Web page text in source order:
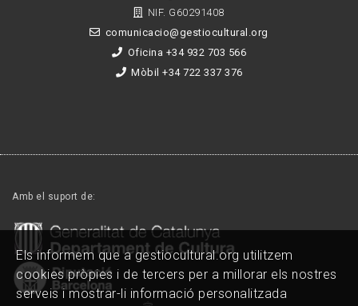
NIF. G60291408
comunicacio@gestiocultural.org
Oficina +34 932 703 566
Mòbil +34 722 337 376
Amb el suport de:
Els informem que a gestiocultural.org utilitzem
cookies pròpies i de tercers per a millorar els nostres
serveis i mostrar-li informació personalitzada